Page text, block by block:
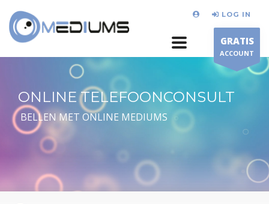
LOG IN
GRATIS
ACCOUNT
ONLINE TELEFOONCONSULT
BELLEN MET ONLINE MEDIUMS